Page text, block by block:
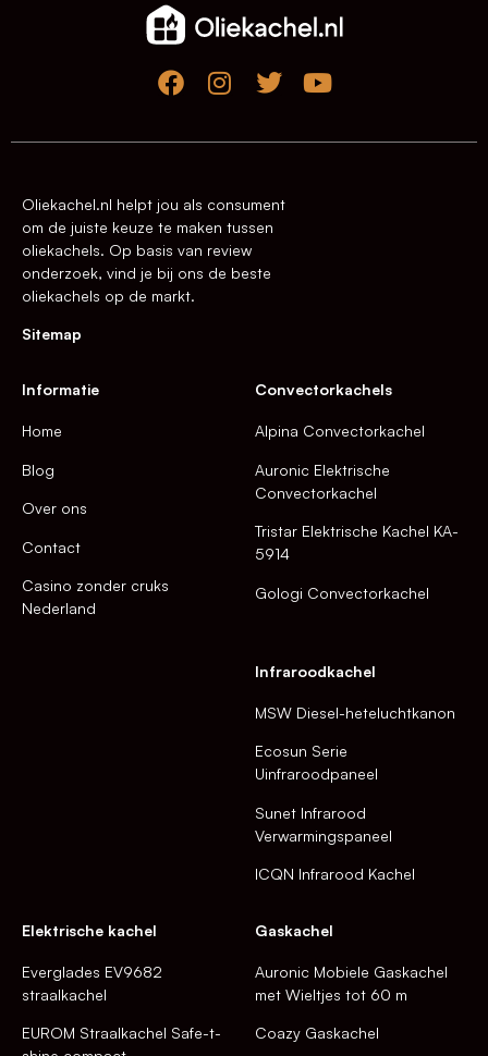
Oliekachel.nl helpt jou als consument
om de juiste keuze te maken tussen
oliekachels. Op basis van review
onderzoek, vind je bij ons de beste
oliekachels op de markt.
Sitemap
Informatie
Home
Blog
Over ons
Contact
Casino zonder cruks
Nederland
Convectorkachels
Alpina Convectorkachel
Auronic Elektrische
Convectorkachel
Tristar Elektrische Kachel KA-
5914
Gologi Convectorkachel
Infraroodkachel
MSW Diesel-heteluchtkanon
Ecosun Serie
Uinfraroodpaneel
Sunet Infrarood
Verwarmingspaneel
ICQN Infrarood Kachel
Elektrische kachel
Everglades EV9682
straalkachel
EUROM Straalkachel Safe-t-
Gaskachel
Auronic Mobiele Gaskachel
met Wieltjes tot 60 m
Coazy Gaskachel